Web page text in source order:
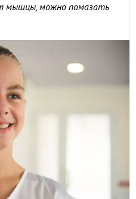
мышцы, можно помазать